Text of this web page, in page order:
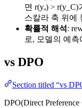
면 r(yₐ) >
스칼라 축 위에
확률적 해석 :
로, 모델의 예
vs DPO
Section titled “vs
DPO(Direct